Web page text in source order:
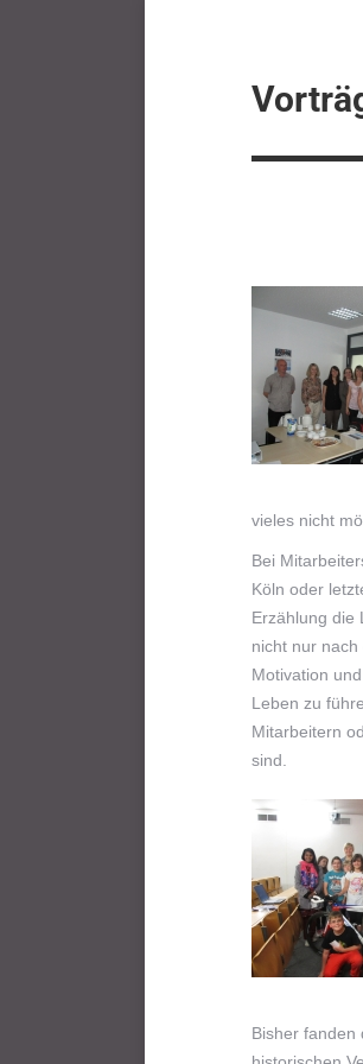
vieles nicht
Bei
Köln oder
Erzählung die
nicht nur
Motivation
Leben zu
Mitarbeitern
sind.
Bisher fanden